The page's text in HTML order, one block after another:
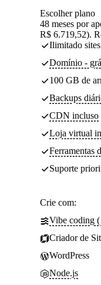
Escolher plano
48 meses por
R$ 6.719,52).
Ilimitado sites
Domínio -
100 GB de
Backups
CDN incluso
Loja virtual
Ferramentas
Suporte
Crie com:
Vibe coding
Criador de
WordPress
Node.js